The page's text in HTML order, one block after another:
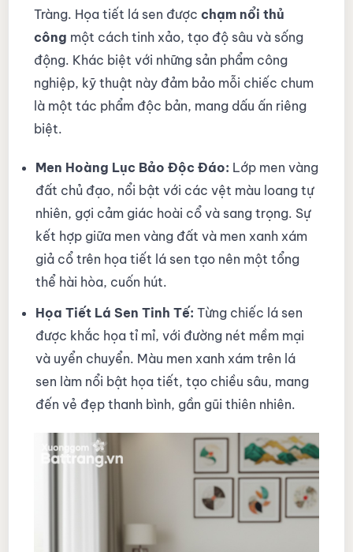
Tràng. Họa tiết lá sen được chạm nổi thủ
công một cách tinh xảo, tạo độ sâu và sống
động. Khác biệt với những sản phẩm công
nghiệp, kỹ thuật này đảm bảo mỗi chiếc chum
là một tác phẩm độc bản, mang dấu ấn riêng
biệt.
Men Hoàng Lục Bảo Độc Đáo: Lớp men vàng
đất chủ đạo, nổi bật với các vệt màu loang tự
nhiên, gợi cảm giác hoài cổ và sang trọng. Sự
kết hợp giữa men vàng đất và men xanh xám
giả cổ trên họa tiết lá sen tạo nên một tổng
thể hài hòa, cuốn hút.
Họa Tiết Lá Sen Tinh Tế: Từng chiếc lá sen
được khắc họa tỉ mỉ, với đường nét mềm mại
và uyển chuyển. Màu men xanh xám trên lá
sen làm nổi bật họa tiết, tạo chiều sâu, mang
đến vẻ đẹp thanh bình, gần gũi thiên nhiên.